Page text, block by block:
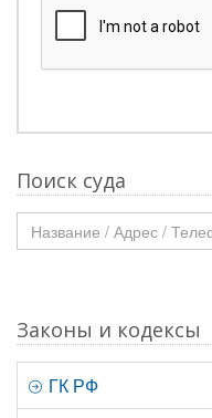
Поиск суда
Законы и кодексы
ГК РФ